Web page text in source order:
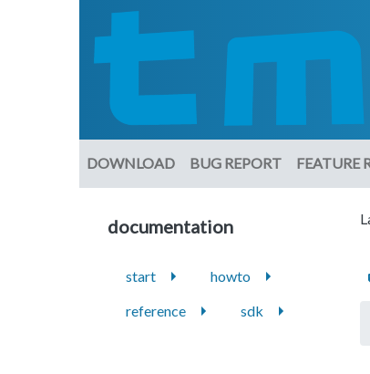
DOWNLOAD BUG REPORT FEATURE
documentation
start
howto
reference
sdk